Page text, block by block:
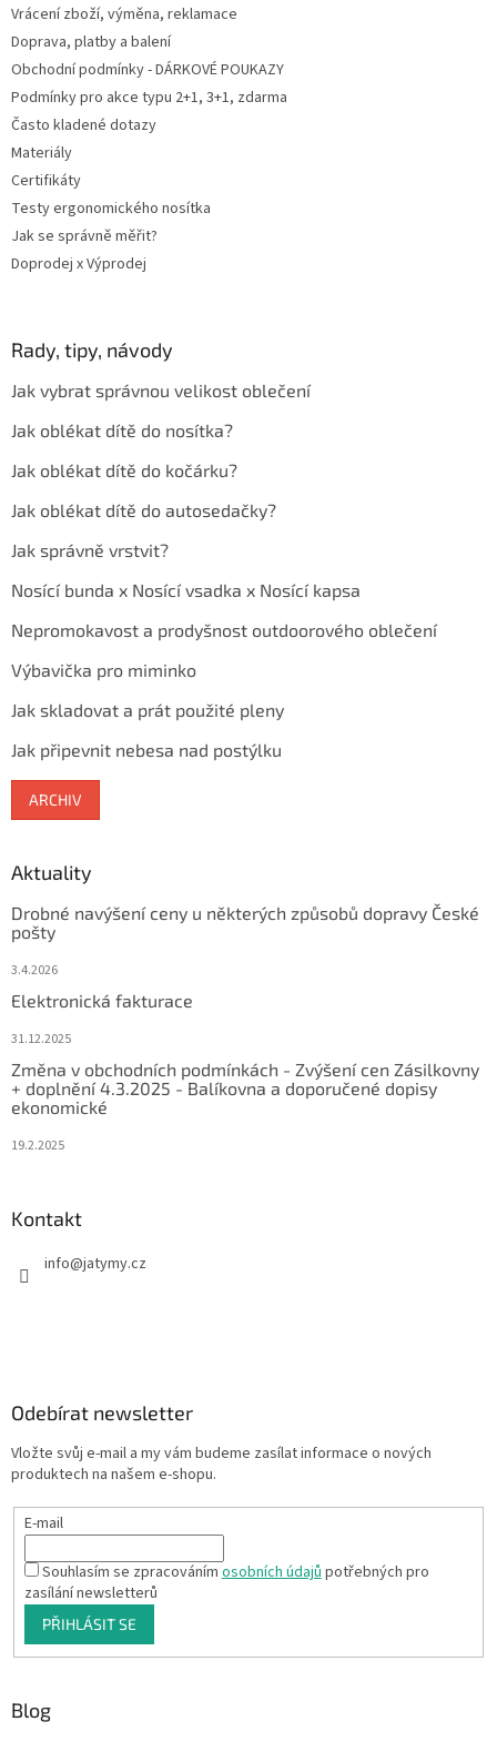
Vrácení zboží, výměna, reklamace
Doprava, platby a balení
Obchodní podmínky - DÁRKOVÉ POUKAZY
Podmínky pro akce typu 2+1, 3+1, zdarma
Často kladené dotazy
Materiály
Certifikáty
Testy ergonomického nosítka
Jak se správně měřit?
Doprodej x Výprodej
Rady, tipy, návody
Jak vybrat správnou velikost oblečení
Jak oblékat dítě do nosítka?
Jak oblékat dítě do kočárku?
Jak oblékat dítě do autosedačky?
Jak správně vrstvit?
Nosící bunda x Nosící vsadka x Nosící kapsa
Nepromokavost a prodyšnost outdoorového oblečení
Výbavička pro miminko
Jak skladovat a prát použité pleny
Jak připevnit nebesa nad postýlku
ARCHIV
Aktuality
Drobné navýšení ceny u některých způsobů dopravy České
pošty
3.4.2026
Elektronická fakturace
31.12.2025
Změna v obchodních podmínkách - Zvýšení cen Zásilkovny
+ doplnění 4.3.2025 - Balíkovna a doporučené dopisy
ekonomické
19.2.2025
Kontakt
info@jatymy.cz
Odebírat newsletter
Vložte svůj e-mail a my vám budeme zasílat informace o nových
produktech na našem e-shopu.
E-mail
Souhlasím se zpracovánímosobních údajůpotřebných pro
zasílání newsletterů
PŘIHLÁSIT SE
Blog